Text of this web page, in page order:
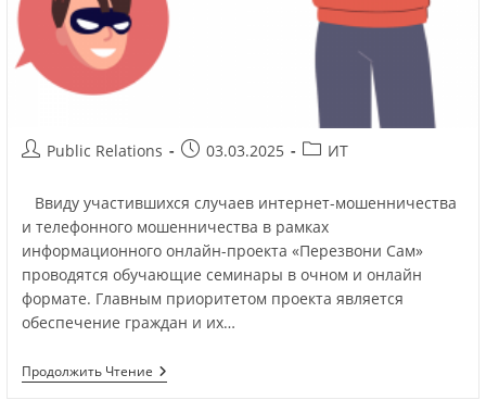
Public Relations 03.03.2025 ИТ
Ввиду участившихся случаев интернет-мошенничества
и телефонного мошенничества в рамках
информационного онлайн-проекта «Перезвони Сам»
проводятся обучающие семинары в очном и онлайн
формате. Главным приоритетом проекта является
обеспечение граждан и их…
Продолжить Чтение